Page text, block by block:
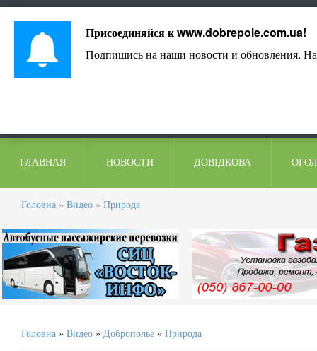
ГЛАВНАЯ НОВОСТИ ДОВІДКОВА
Головна » Видео » Природа
Головна » Видео » Доброполье » Природа
Присоединяйся кwww.dobrepole.com.ua!
Подпишись на наши новости и обновления.